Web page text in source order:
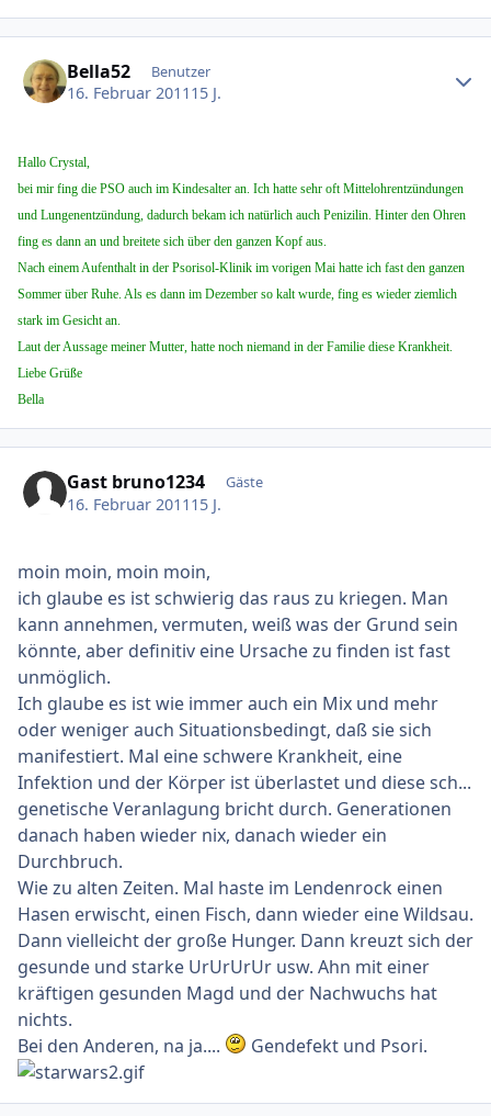
Bella52 Benutzer
16. Februar 2011 15 J.
Hallo Crystal,
bei mir fing die PSO auch im Kindesalter an. Ich hatte sehr oft Mittelohrentzündungen
und Lungenentzündung, dadurch bekam ich natürlich auch Penizilin. Hinter den Ohren
fing es dann an und breitete sich über den ganzen Kopf aus.
Nach einem Aufenthalt in der Psorisol-Klinik im vorigen Mai hatte ich fast den ganzen
Sommer über Ruhe. Als es dann im Dezember so kalt wurde, fing es wieder ziemlich
stark im Gesicht an.
Laut der Aussage meiner Mutter, hatte noch niemand in der Familie diese Krankheit.
Liebe Grüße
Bella
Gast bruno1234 Gäste
16. Februar 2011 15 J.
moin moin, moin moin,
ich glaube es ist schwierig das raus zu kriegen. Man
kann annehmen, vermuten, weiß was der Grund sein
könnte, aber definitiv eine Ursache zu finden ist fast
unmöglich.
Ich glaube es ist wie immer auch ein Mix und mehr
oder weniger auch Situationsbedingt, daß sie sich
manifestiert. Mal eine schwere Krankheit, eine
Infektion und der Körper ist überlastet und diese sch...
genetische Veranlagung bricht durch. Generationen
danach haben wieder nix, danach wieder ein
Durchbruch.
Wie zu alten Zeiten. Mal haste im Lendenrock einen
Hasen erwischt, einen Fisch, dann wieder eine Wildsau.
Dann vielleicht der große Hunger. Dann kreuzt sich der
gesunde und starke UrUrUrUr usw. Ahn mit einer
kräftigen gesunden Magd und der Nachwuchs hat
nichts.
Bei den Anderen, na ja....
Gendefekt und Psori.